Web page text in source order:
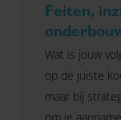
Feiten,
Wat is jouw
op de juiste
maar bij